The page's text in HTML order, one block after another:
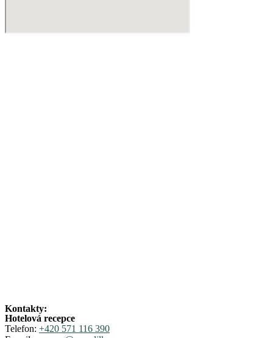
Kontakty:
Hotelová recepce
Telefon: +420 571 116 390